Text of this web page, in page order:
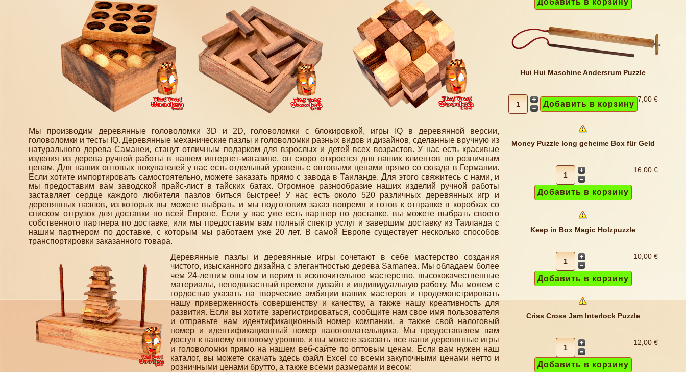
Мы производим деревянные головоломки 3D и 2D, головоломки с блокировкой, игры IQ в деревянной версии,
головоломки и тесты IQ. Деревянные механические пазлы и головоломки разных видов и дизайнов, сделанные вручную из
натурального дерева Саманеи, станут отличным подарком для взрослых и детей всех возрастов. У нас есть красивые
изделия из дерева ручной работы в нашем интернет-магазине, он скоро откроется для наших клиентов по розничным
ценам. Для наших оптовых покупателей у нас есть отдельный уровень с оптовыми ценами прямо со склада в Германии.
Если хотите импортировать самостоятельно, можете заказать прямо с завода в Таиланде. Для этого свяжитесь с нами, и
мы предоставим вам заводской прайс-лист в тайских батах. Огромное разнообразие наших изделий ручной работы
заставляет сердце каждого любителя пазлов биться быстрее! У нас есть около 520 различных деревянных игр и
деревянных пазлов, из которых вы можете выбрать, и мы подготовим заказ вовремя и готов к отправке в коробках со
списком отгрузок для доставки по всей Европе. Если у вас уже есть партнер по доставке, вы можете выбрать своего
собственного партнера по доставке, или мы предоставим вам полный спектр услуг и завершим доставку из Таиланда с
нашим партнером по доставке, с которым мы работаем уже 20 лет. В самой Европе существует несколько способов
транспортировки заказанного товара.
Деревянные пазлы и деревянные игры сочетают в себе мастерство создания
чистого, изысканного дизайна с элегантностью дерева Samanea. Мы обладаем более
чем 24-летним опытом и верим в исключительное мастерство, высококачественные
материалы, неподвластный времени дизайн и индивидуальную работу. Мы можем с
гордостью указать на творческие амбиции наших мастеров и продемонстрировать
нашу приверженность совершенству и качеству, а также нашу креативность для
развития. Если вы хотите зарегистрироваться, сообщите нам свое имя пользователя
и отправьте нам идентификационный номер компании, а также свой налоговый
номер и идентификационный номер налогоплательщика. Мы предоставляем вам
доступ к нашему оптовому уровню, и вы можете заказать все наши деревянные игры
и головоломки прямо на нашем веб-сайте по оптовым ценам. Если вам нужен наш
каталог, вы можете скачать здесь файл Excel со всеми закупочными ценами нетто и
розничными ценами брутто, а также всеми размерами и весом:
Hui Hui Maschine Andersrum Puzzle
7,00 €
Money Puzzle long geheime Box für Geld
16,00 €
Keep in Box Magic Holzpuzzle
10,00 €
Criss Cross Jam Interlock Puzzle
12,00 €